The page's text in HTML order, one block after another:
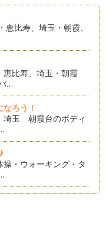
比寿、埼玉・朝霞、
比寿、埼玉・朝霞
…
ろう！
埼玉 朝霞台のボディ
・ウォーキング・タ